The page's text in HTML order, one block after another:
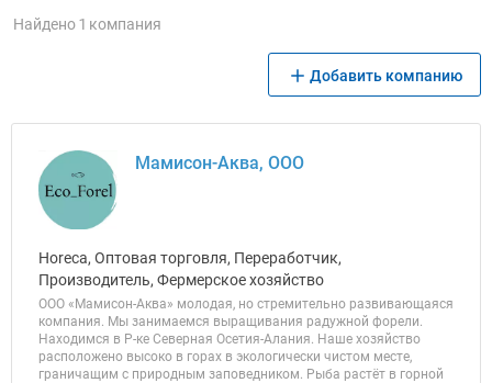
Найдено 1 компания
Добавить компанию
Мамисон-Аква, ООО
Horeca, Оптовая торговля, Переработчик,
Производитель, Фермерское хозяйство
ООО «Мамисон-Аква» молодая, но стремительно развивающаяся
компания. Мы занимаемся выращивания радужной форели.
Находимся в Р-ке Северная Осетия-Алания. Наше хозяйство
расположено высоко в горах в экологически чистом месте,
граничащим с природным заповедником. Рыба растёт в горной